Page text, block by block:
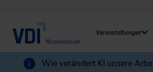
Veranstaltungen
Wie verändert KI unsere